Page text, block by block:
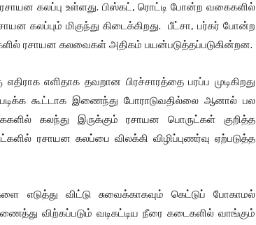
கலப்பு உள்ளது. பிஸ்கட், ரொட்டி போன்ற வகைகளில்
கலப்பும் மிகுந்து கிடைக்கிறது. பீட்சா, பர்கர் போன்ற
ரசாயன கலவைகள் அதிகம் பயன்படுத்தப்படுகின்றன.
எளிதாக தவறான பிரச்சாரத்தை பரப்ப முடிகிறது
கூட்டாக இணைந்து போராடுவதில்லை ஆனால் பல
கலந்து இருக்கும் ரசாயன பொருட்கள் குறித்த
ரசாயன கலப்பை விலக்கி விழிப்புணர்வு ஏற்படுத்த
எடுத்து விட்டு சுவைக்காகவும் கெட்டுப் போகாமல்
விற்கப்படும் வடிகட்டிய நீரை கடைகளில் வாங்கும்